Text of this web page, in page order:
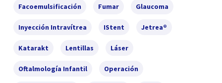
Facoemulsificación Fumar Glaucoma
Inyección Intravítrea IStent Jetrea®
Katarakt Lentillas Láser
Oftalmología Infantil Operación